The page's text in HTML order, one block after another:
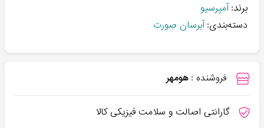
برند: آمپرسیو
دسته‌بندی: آبرسان صورت
فروشنده : هومهر
گارانتی اصالت و سلامت فیزیکی کالا